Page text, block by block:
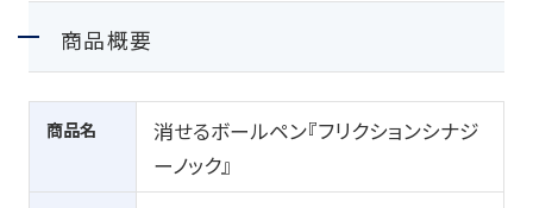
商品概要
商品名
消せるボールペン『フリクションシナジ
ーノック』